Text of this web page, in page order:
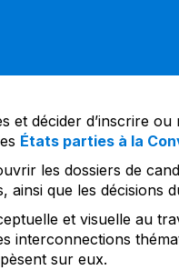
décider d’inscrire ou
États parties à la
les dossiers de
que les décisions
et visuelle au
interconnections
sur eux.